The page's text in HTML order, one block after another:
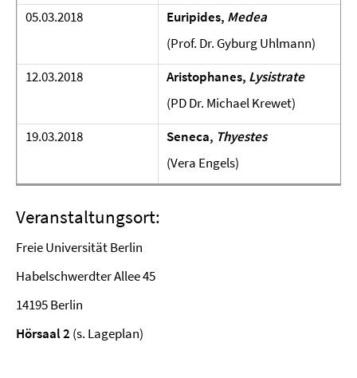
05.03.2018 Euripides, Medea
(Prof. Dr. Gyburg Uhlmann)
12.03.2018
Aristophanes, Lysistrate
(PD Dr. Michael Krewet)
19.03.2018
Seneca, Thyestes
(Vera Engels)
Veranstaltungsort:
Freie Universität Berlin
Habelschwerdter Allee 45
14195 Berlin
Hörsaal 2 (s. Lageplan)